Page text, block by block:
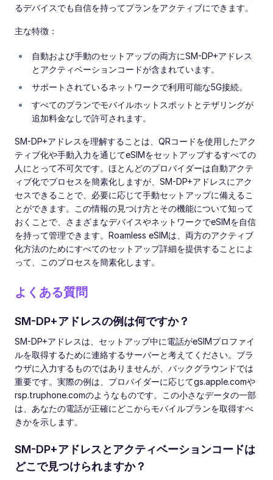
るデバイスでも自信を持ってプランをアクティブにできます。
主な特徴：
自動および手動のセットアップの両方にSM-DP+アドレス
とアクティベーションコードが含まれています。
サポートされているネットワークで利用可能な5G接続。
すべてのプランでモバイルホットスポットとテザリングが
追加料金なしで許可されます。
SM-DP+アドレスを理解することは、QRコードを使用したアク
ティブ化や手動入力を通じてeSIMをセットアップするすべての
人にとって不可欠です。ほとんどのプロバイダーは自動アクテ
ィブ化でプロセスを簡素化しますが、SM-DP+アドレスにアク
セスできることで、必要に応じて手動セットアップに備えるこ
とができます。この情報の見つけ方とその機能について知って
おくことで、さまざまなデバイスやネットワークでeSIMを自信
を持って管理できます。Roamless eSIMは、両方のアクティブ
化方法のためにすべてのセットアップ詳細を提供することによ
って、このプロセスを簡素化します。
よくある質問
SM-DP+アドレスの例は何ですか？
SM-DP+アドレスは、セットアップ中に電話がeSIMプロファイ
ルを取得するために連絡するサーバーと考えてください。ブラ
ウザに入力するものではありませんが、バックグラウンドでは
重要です。実際の例は、プロバイダーに応じてgs.apple.comや
rsp.truphone.comのようなものです。この小さなデータの一部
は、あなたの電話が正確にどこからモバイルプランを取得すべ
きかを示します。
SM-DP+アドレスとアクティベーションコードは
どこで見つけられますか？